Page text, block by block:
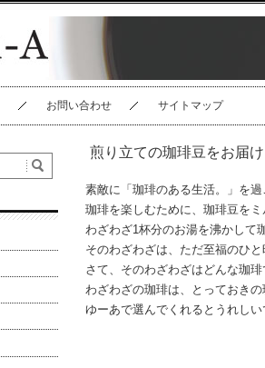
お問い合わせ サイトマップ
煎り立ての珈琲豆をお届
素敵に「珈琲のある生活。」を
珈琲を楽しむために、珈琲豆を
わざわざ1杯分のお湯を沸かして
そのわざわざは、ただ至福のひ
さて、そのわざわざはどんな珈
わざわざの珈琲は、とっておきの
ゆーあで選んでくれるとうれしい